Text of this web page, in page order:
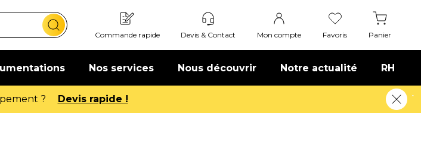
Commande rapide Devis & Contact Mon compte Favoris Panier
Nos services Nous découvrir Notre actualité RH
? Devis rapide !